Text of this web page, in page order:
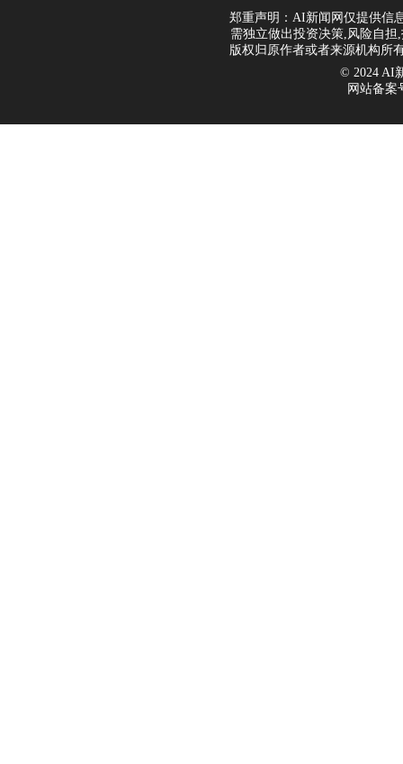
郑重声明：AI新闻网仅提供信
需独立做出投资决策,风险自
版权归原作者或者来源机构所
© 2024 AI
网站备案